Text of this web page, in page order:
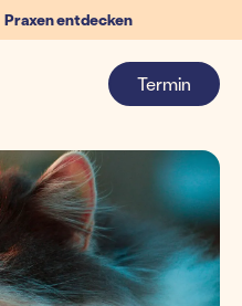
Praxen entdecken
Termin